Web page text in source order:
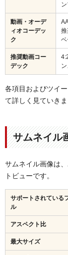
動画・オーデ
ィオコーデッ
ク
推
推奨動画コー
デック
各項目およびツイ
て詳しく見ていきま
サムネイル
サムネイル画像は
トビューです。
サポートされている
ル
アスペクト比
最大サイズ